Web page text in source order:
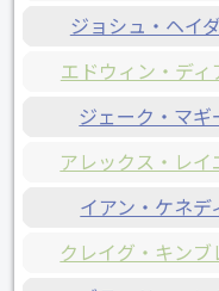
ジョシュ・ヘイ
エドウィン・ディ
ジェーク・マギ
アレックス・レイ
イアン・ケネデ
クレイグ・キンブ